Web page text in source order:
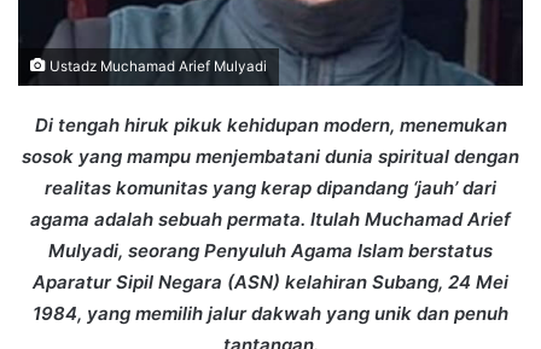
Ustadz Muchamad Arief Mulyadi
Di tengah hiruk pikuk kehidupan modern, menemukan
sosok yang mampu menjembatani dunia spiritual dengan
realitas komunitas yang kerap dipandang ‘jauh’ dari
agama adalah sebuah permata. Itulah Muchamad Arief
Mulyadi, seorang Penyuluh Agama Islam berstatus
Aparatur Sipil Negara (ASN) kelahiran Subang, 24 Mei
1984, yang memilih jalur dakwah yang unik dan penuh